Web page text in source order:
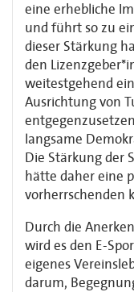
eine erhebliche
und führt so zu
dieser Stärkung
den
weitestgehend
Ausrichtung von
langsame
Die Stärkung der
hätte daher eine
vorherrschenden
Durch die
wird es den E-
eigenes
darum,